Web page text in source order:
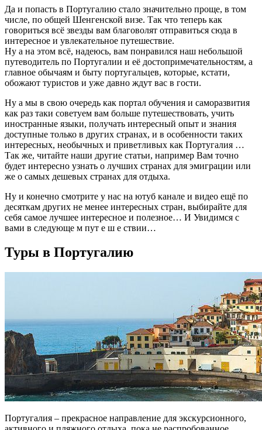
Да и попасть в Португалию стало значительно проще, в том
числе, по общей Шенгенской визе. Так что теперь как
говориться всё звезды вам благоволят отправиться сюда в
интересное и увлекательное путешествие.
Ну а на этом всё, надеюсь, вам понравился наш небольшой
путеводитель по Португалии и её достопримечательностям, а
главное обычаям и быту португальцев, которые, кстати,
обожают туристов и уже давно ждут вас в гости.
Ну а мы в свою очередь как портал обучения и саморазвития
как раз таки советуем вам больше путешествовать, учить
иностранные языки, получать интересный опыт и знания
доступные только в других странах, и в особенности таких
интересных, необычных и приветливых как Португалия …
Так же, читайте наши другие статьи, например Вам точно
будет интересно узнать о лучших странах для эмиграции или
же о самых дешевых странах для отдыха.
Ну и конечно смотрите у нас на ютуб канале и видео ещё по
десяткам других не менее интересных стран, выбирайте для
себя самое лучшее интересное и полезное… И Увидимся с
вами в следующе м пут е ш е ствии…
Туры в Португалию
Португалия – прекрасное направление для экскурсионного,